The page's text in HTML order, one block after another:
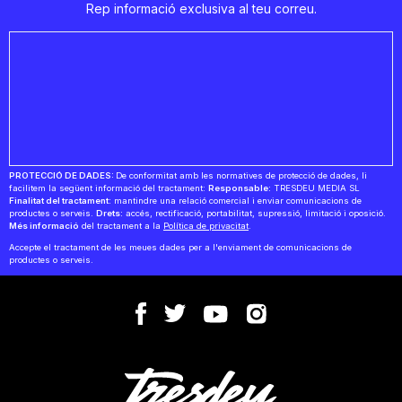
Rep informació exclusiva al teu correu.
PROTECCIÓ DE DADES: De conformitat amb les normatives de protecció de dades, li
facilitem la següent informació del tractament: Responsable: TRESDEU MEDIA SL
Finalitat del tractament: mantindre una relació comercial i enviar comunicacions de
productes o serveis. Drets: accés, rectificació, portabilitat, supressió, limitació i oposició.
Més informació del tractament a la Política de privacitat.
Accepte el tractament de les meues dades per a l'enviament de comunicacions de
productes o serveis.